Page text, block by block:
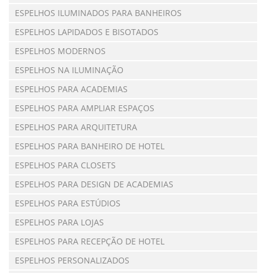
ESPELHOS ILUMINADOS PARA BANHEIROS
ESPELHOS LAPIDADOS E BISOTADOS
ESPELHOS MODERNOS
ESPELHOS NA ILUMINAÇÃO
ESPELHOS PARA ACADEMIAS
ESPELHOS PARA AMPLIAR ESPAÇOS
ESPELHOS PARA ARQUITETURA
ESPELHOS PARA BANHEIRO DE HOTEL
ESPELHOS PARA CLOSETS
ESPELHOS PARA DESIGN DE ACADEMIAS
ESPELHOS PARA ESTÚDIOS
ESPELHOS PARA LOJAS
ESPELHOS PARA RECEPÇÃO DE HOTEL
ESPELHOS PERSONALIZADOS